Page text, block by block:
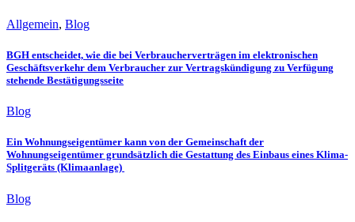
Allgemein, Blog
BGH entscheidet, wie die bei Verbraucherverträgen im elektronischen
Geschäftsverkehr dem Verbraucher zur Vertragskündigung zu Verfügung
stehende Bestätigungsseite
Blog
Ein Wohnungseigentümer kann von der Gemeinschaft der
Wohnungseigentümer grundsätzlich die Gestattung des Einbaus eines Klima-
Splitgeräts (Klimaanlage)
Blog